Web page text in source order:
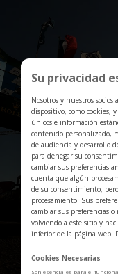
Su privacidad
Nosotros y nuestros
dispositivo, como cookies,
únicos e información
contenido personalizado,
de audiencia y desarrollo
para denegar su
cambiar sus preferencias
cuenta que algún
de su consentimiento,
procesamiento. Sus
cambiar sus preferencias
volviendo a este sitio y
inferior de la página web.
Cookies Necesarias
Son esenciales para el